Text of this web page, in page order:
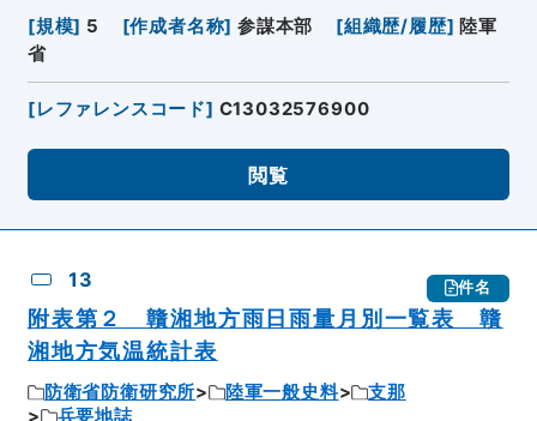
[規模] 5 [作成者名称] 参謀本部 [組織歴/履歴] 陸軍
省
[レファレンスコード] C13032576900
閲覧
13 件名
附表第２ 贛湘地方雨日雨量月別一覧表 贛
湘地方気温統計表
防衛省防衛研究所 陸軍一般史料
支那
兵要地誌